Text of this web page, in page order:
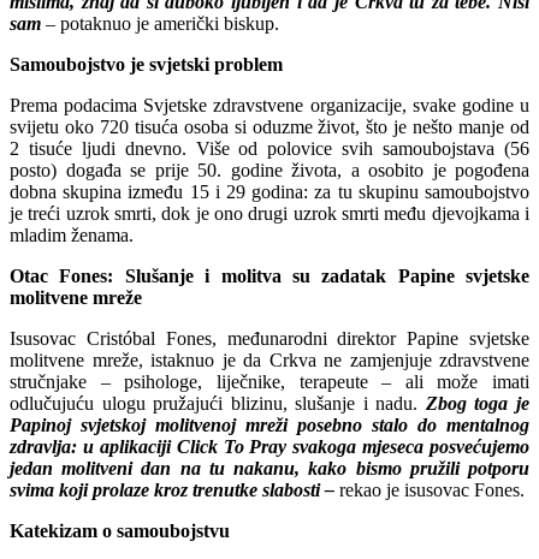
sam – potaknuo je američki biskup.
Samoubojstvo je svjetski problem
Prema podacima Svjetske zdravstvene organizacije, svake godine u
svijetu oko 720 tisuća osoba si oduzme život, što je nešto manje od
2 tisuće ljudi dnevno. Više od polovice svih samoubojstava (56
posto) događa se prije 50. godine života, a osobito je pogođena
dobna skupina između 15 i 29 godina: za tu skupinu samoubojstvo
je treći uzrok smrti, dok je ono drugi uzrok smrti među djevojkama i
mladim ženama.
Otac Fones: Slušanje i molitva su zadatak Papine svjetske
molitvene mreže
Isusovac Cristóbal Fones, međunarodni direktor Papine svjetske
molitvene mreže, istaknuo je da Crkva ne zamjenjuje zdravstvene
stručnjake – psihologe, liječnike, terapeute – ali može imati
odlučujuću ulogu pružajući blizinu, slušanje i nadu. Zbog toga je
Papinoj svjetskoj molitvenoj mreži posebno stalo do mentalnog
zdravlja: u aplikaciji Click To Pray svakoga mjeseca posvećujemo
jedan molitveni dan na tu nakanu, kako bismo pružili potporu
svima koji prolaze kroz trenutke slabosti – rekao je isusovac Fones.
Katekizam o samoubojstvu